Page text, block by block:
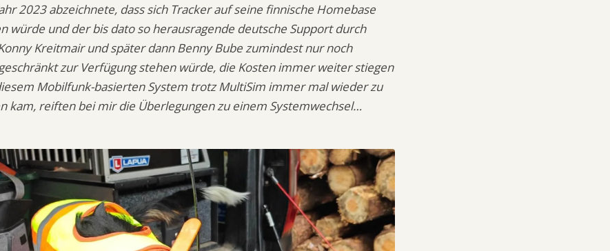
2023 abzeichnete, dass sich Tracker auf seine finnische Homebase
würde und der bis dato so herausragende deutsche Support durch
Kreitmair und später dann Benny Bube zumindest nur noch
zur Verfügung stehen würde, die Kosten immer weiter stiegen
Mobilfunk-basierten System trotz MultiSim immer mal wieder zu
kam, reiften bei mir die Überlegungen zu einem Systemwechsel…